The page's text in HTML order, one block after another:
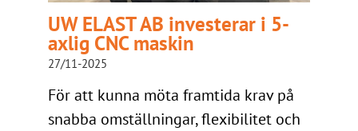
UW ELAST AB investerar i 5-
axlig CNC maskin
27/11-2025
För att kunna möta framtida krav på
snabba omställningar, flexibilitet och